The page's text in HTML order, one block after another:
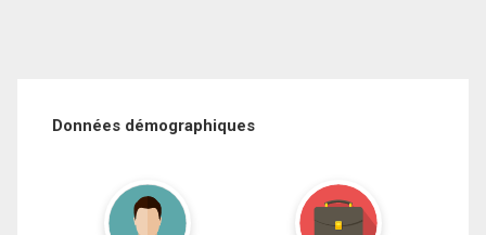
Données démographiques